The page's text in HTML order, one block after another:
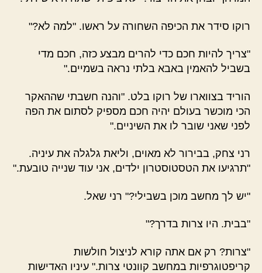
רוקו סידר את הכיפה השחורה על ראשו. "למה לא?"
"צריך להיות חכם כדי להרים מבצע כזה, חכם מדי
בשביל להאמין באבא בלתי נראה בשמיים."
הוריד בצווארו של רוקו בלט. "והנה חשבתי שההאקר
הכי מוכשר בעולם יהיה חכם מספיק לסתום את הפה
לפני שאני שובר לו את השיניים."
רני צחק, בבירור לא מאוים, וליאת גלגלה את עיניה.
"תרגיעו את הטסטוסטרון ילדים, אני עוד שנייה טובעת."
"יש לך מחשב מוכן בשבילי?" רני שאל.
"בבית. היו צרות בדרך?"
"צרות? רק אם אתה קורא לניצול חולשות
קריפטוגרפיות במחשב קוונטי צרות." עיניו האדישות